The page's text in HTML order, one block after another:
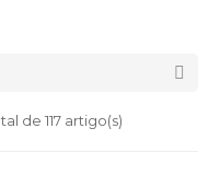

de 117 artigo(s)